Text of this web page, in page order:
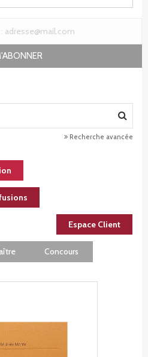
Recherche avancée
Espace Client
Concours